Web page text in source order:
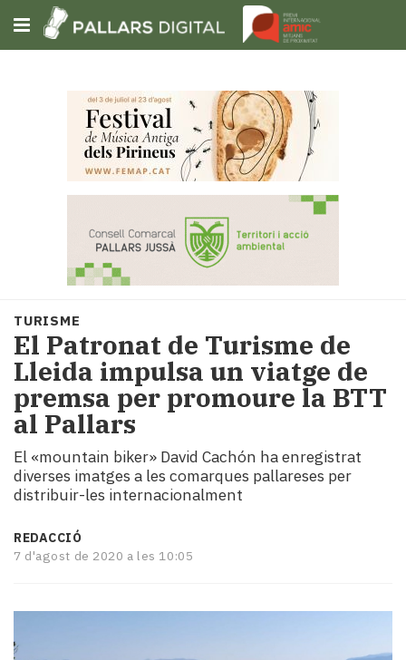
Subscriu-t'hi
Portada
Societat
Política
i
municipis
Economia
i
Cultura
Esports
Mai
TV
i
El
TURISME
El Patronat de Turisme de
Lleida impulsa un viatge de
premsa per promoure la BTT
al Pallars
El «mountain biker» David Cachón ha enregistrat
diverses imatges a les comarques pallareses per
distribuir-les internacionalment
REDACCIÓ
7 d'agost de 2020 a les 10:05